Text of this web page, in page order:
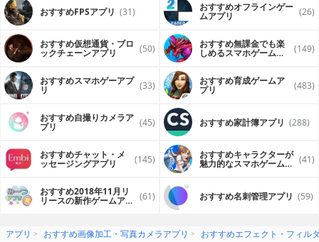
おすすめFPSアプリ (31) おすすめオフラインゲー
ムアプリ (26)
おすすめ仮想通貨・ブロ
ックチェーンアプリ (50) おすすめ無課金でも楽
しめるスマホゲームア (149)
おすすめスマホゲーアプ
リ (33) おすすめ育成ゲームア
プリ (483)
おすすめ自撮りカメラア
プリ (45) おすすめ家計簿アプリ (288)
おすすめチャット・メ
ッセージングアプリ (145) おすすめキャラクターが
魅力的なスマホゲームア (41)
おすすめ2018年11月リ
リースの新作ゲームアプ (61) おすすめ名刺管理アプリ (59)
アプリ おすすめ画像加工・写真カメラアプリ
おすすめエフェクト・フィル